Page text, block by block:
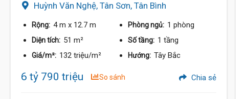
Huỳnh Văn Nghệ, Tân Sơn, Tân Bình
Rộng: 4 m x 12.7 m Phòng ngủ: 1 phòng
Diện tích: 51 m² Số tầng: 1 tầng
Giá/m²: 132 triệu/m² Hướng: Tây Bắc
6 tỷ 790 triệu So sánh Chia sẻ